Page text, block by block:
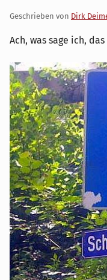
Geschrieben von Dirk
Ach, was sage ich,